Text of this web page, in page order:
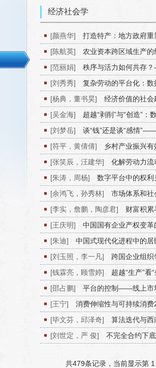
经济社会学
[颜燕华]
打造特产：地方政府
产业的发展为例
[陈航英]
农业资本跨区域生产
[范丽娟]
秩序与活力如何共存
[刘秀秀]
复杂劳动的平台化：
[杨典，董书昊]
经济价值的社
[吴金海]
超越“剥削”与“创造”：
[刘梦岳]
谈“钱”还是谈“感情
[符平，黄倩倩]
乡村产业振兴
分析[张笑辰，汪建华]
化解劳动力
策略研究
[朱涛，周杨]
数字平台中的权
究 [余鸿飞，孙秀林]
市场体系和社
[李实，詹鹏，陶彦君]
财富积
2018）
[王庆明]
中国国有企业产权变革
[朱迪]
中国式现代化进程中的
[刘玉照，李一凡]
跨国企业组
的案例研究
[钱霖亮，顾雪婷]
超越“生产”
元主体性建构
[邵占鹏]
平台的控制——线上市
[王宁]
消费伸缩性与可持续消费
[毕文芬，邱泽奇]
算法迭代与
[刘世定，严 俊]
不完全合约下
共479条记录，当前显示第